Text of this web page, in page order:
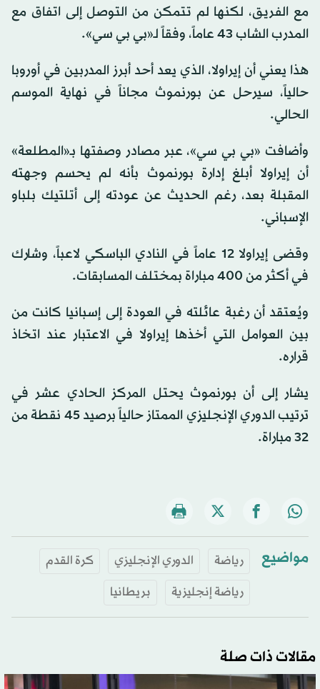
مع الفريق، لكنها لم تتمكن من التوصل إلى اتفاق مع
المدرب الشاب 43 عاماً، وفقاً لـ«بي بي سي».
هذا يعني أن إيراولا، الذي يعد أحد أبرز المدربين في أوروبا
حالياً، سيرحل عن بورنموث مجاناً في نهاية الموسم
الحالي.
وأضافت «بي بي سي»، عبر مصادر وصفتها بـ«المطلعة»
أن إيراولا أبلغ إدارة بورنموث بأنه لم يحسم وجهته
المقبلة بعد، رغم الحديث عن عودته إلى أتلتيك بلباو
الإسباني.
وقضى إيراولا 12 عاماً في النادي الباسكي لاعباً، وشارك
في أكثر من 400 مباراة بمختلف المسابقات.
ويُعتقد أن رغبة عائلته في العودة إلى إسبانيا كانت من
بين العوامل التي أخذها إيراولا في الاعتبار عند اتخاذ
قراره.
يشار إلى أن بورنموث يحتل المركز الحادي عشر في
ترتيب الدوري الإنجليزي الممتاز حالياً برصيد 45 نقطة من
32 مباراة.
مواضيع رياضة الدوري الإنجليزي
كرة القدم
رياضة إنجليزية
بريطانيا
مقالات ذات صلة